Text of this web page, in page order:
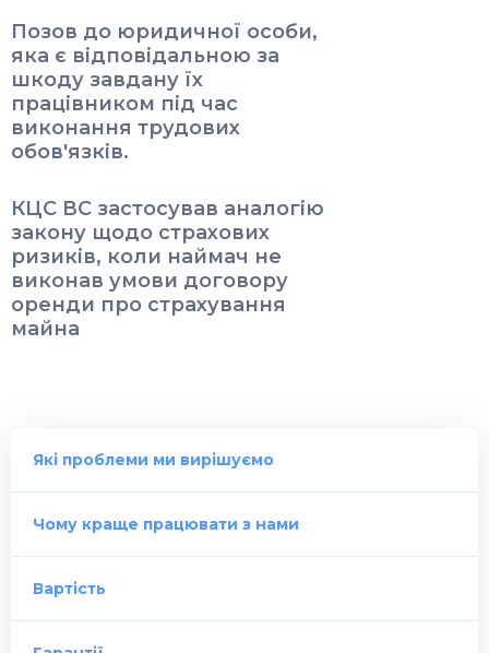
Позов до юридичної особи,
яка є відповідальною за
шкоду завдану їх
працівником під час
виконання трудових
обов'язків.
КЦС ВС застосував аналогію
закону щодо страхових
ризиків, коли наймач не
виконав умови договору
оренди про страхування
майна
Які проблеми ми вирішуємо
Чому краще працювати з нами
Вартість